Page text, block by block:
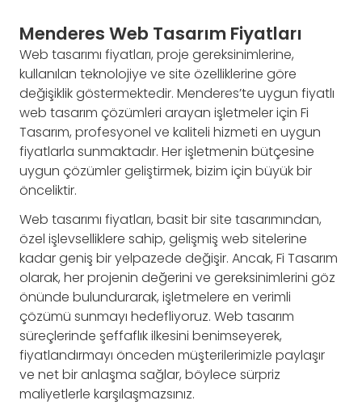
Menderes Web Tasarım Fiyatları
Web tasarımı fiyatları, proje gereksinimlerine,
kullanılan teknolojiye ve site özelliklerine göre
değişiklik göstermektedir. Menderes’te uygun fiyatlı
web tasarım çözümleri arayan işletmeler için Fi
Tasarım, profesyonel ve kaliteli hizmeti en uygun
fiyatlarla sunmaktadır. Her işletmenin bütçesine
uygun çözümler geliştirmek, bizim için büyük bir
önceliktir.
Web tasarımı fiyatları, basit bir site tasarımından,
özel işlevselliklere sahip, gelişmiş web sitelerine
kadar geniş bir yelpazede değişir. Ancak, Fi Tasarım
olarak, her projenin değerini ve gereksinimlerini göz
önünde bulundurarak, işletmelere en verimli
çözümü sunmayı hedefliyoruz. Web tasarım
süreçlerinde şeffaflık ilkesini benimseyerek,
fiyatlandırmayı önceden müşterilerimizle paylaşır
ve net bir anlaşma sağlar, böylece sürpriz
maliyetlerle karşılaşmazsınız.